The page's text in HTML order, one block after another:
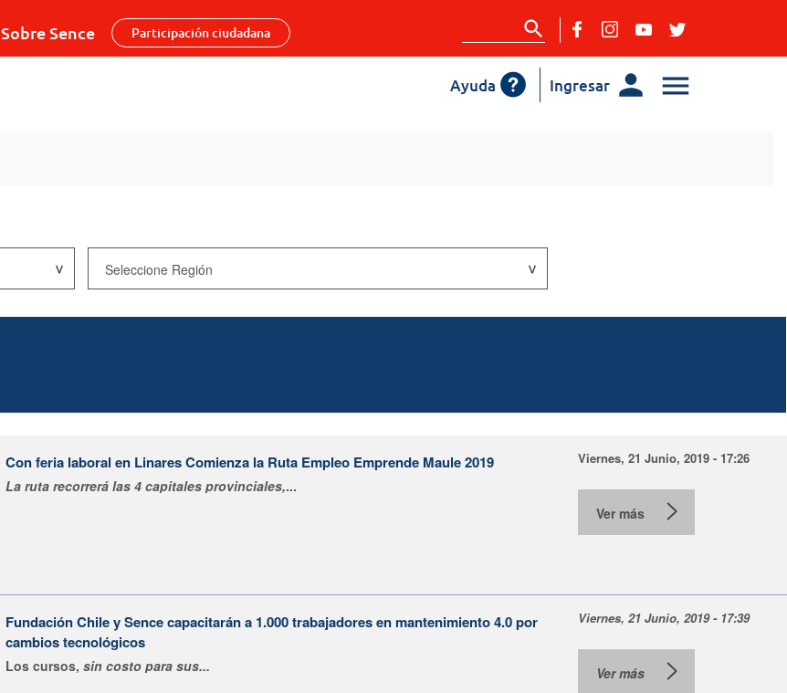
Sobre Sence Participación ciudadana
Ingresar
Ayuda
Con feria laboral en Linares Comienza la Ruta Empleo Emprende Maule 2019
La ruta recorrerá las 4 capitales provinciales,...
Viernes, 21 Junio, 2019 - 17:26
Ver más
Fundación Chile y Sence capacitarán a 1.000 trabajadores en mantenimiento 4.0 por
cambios tecnológicos
Los cursos, sin costo para sus...
Viernes, 21 Junio, 2019 - 17:39
Ver más